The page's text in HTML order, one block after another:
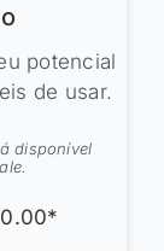
potencial
de usar.
disponível